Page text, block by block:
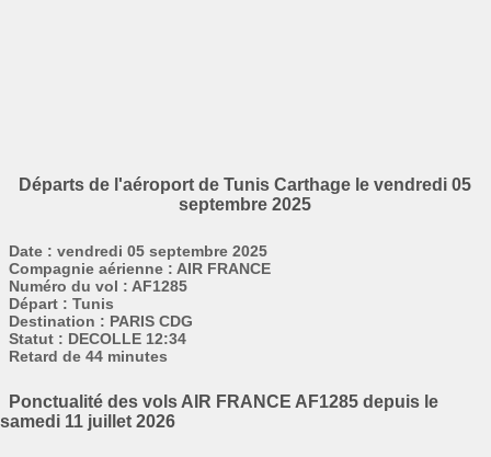
Départs de l'aéroport de Tunis Carthage le vendredi 05
septembre 2025
Date : vendredi 05 septembre 2025
Compagnie aérienne : AIR FRANCE
Numéro du vol : AF1285
Départ : Tunis
Destination : PARIS CDG
Statut : DECOLLE 12:34
Retard de 44 minutes
Ponctualité des vols AIR FRANCE AF1285 depuis le
samedi 11 juillet 2026